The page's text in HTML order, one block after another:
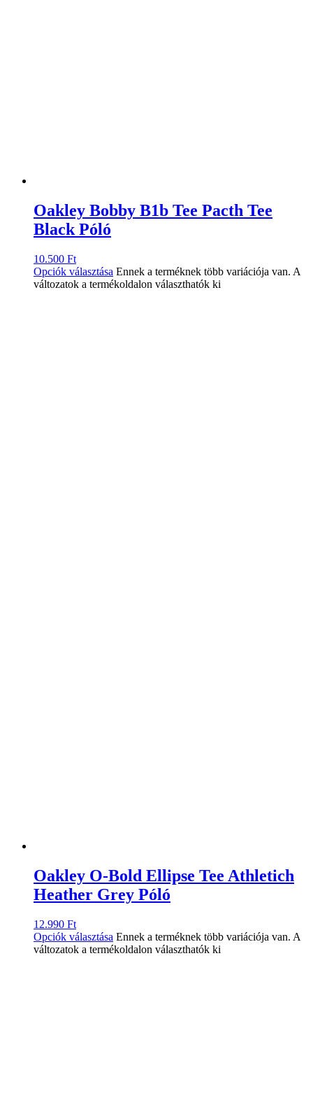
Oakley Bobby B1b Tee Pacth Tee
Black Póló
10.500 Ft
Opciók választása Ennek a terméknek több variációja van. A
változatok a termékoldalon választhatók ki
Oakley O-Bold Ellipse Tee Athletich
Heather Grey Póló
12.990 Ft
Opciók választása Ennek a terméknek több variációja van. A
változatok a termékoldalon választhatók ki